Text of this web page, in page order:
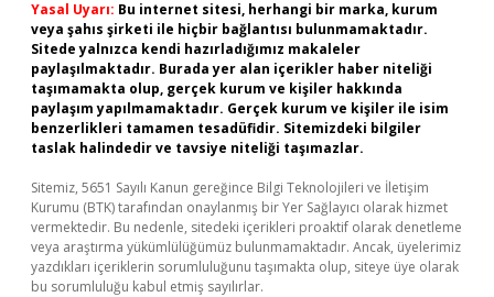
Yasal Uyarı: Bu internet sitesi, herhangi bir marka, kurum
veya şahıs şirketi ile hiçbir bağlantısı bulunmamaktadır.
Sitede yalnızca kendi hazırladığımız makaleler
paylaşılmaktadır. Burada yer alan içerikler haber niteliği
taşımamakta olup, gerçek kurum ve kişiler hakkında
paylaşım yapılmamaktadır. Gerçek kurum ve kişiler ile isim
benzerlikleri tamamen tesadüfidir. Sitemizdeki bilgiler
taslak halindedir ve tavsiye niteliği taşımazlar.
Sitemiz, 5651 Sayılı Kanun gereğince Bilgi Teknolojileri ve İletişim
Kurumu (BTK) tarafından onaylanmış bir Yer Sağlayıcı olarak hizmet
vermektedir. Bu nedenle, sitedeki içerikleri proaktif olarak denetleme
veya araştırma yükümlülüğümüz bulunmamaktadır. Ancak, üyelerimiz
yazdıkları içeriklerin sorumluluğunu taşımakta olup, siteye üye olarak
bu sorumluluğu kabul etmiş sayılırlar.